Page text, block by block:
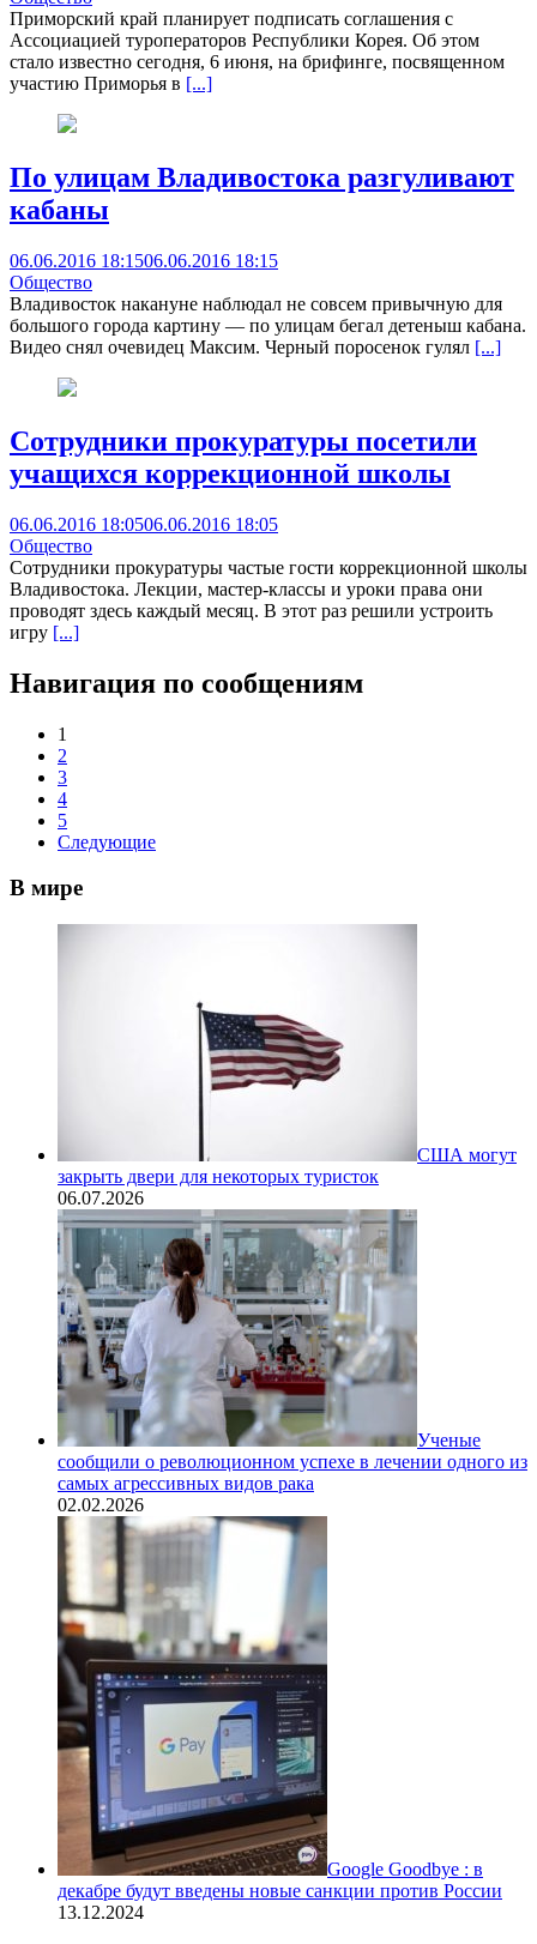
Приморский край планирует подписать соглашения с
Ассоциацией туроператоров Республики Корея. Об этом
стало известно сегодня, 6 июня, на брифинге, посвященном
участию Приморья в [...]
По улицам Владивостока разгуливают
кабаны
06.06.2016 18:1506.06.2016 18:15
Общество
Владивосток накануне наблюдал не совсем привычную для
большого города картину — по улицам бегал детеныш кабана.
Видео снял очевидец Максим. Черный поросенок гулял [...]
Сотрудники прокуратуры посетили
учащихся коррекционной школы
06.06.2016 18:0506.06.2016 18:05
Общество
Сотрудники прокуратуры частые гости коррекционной школы
Владивостока. Лекции, мастер-классы и уроки права они
проводят здесь каждый месяц. В этот раз решили устроить
игру [...]
Навигация по сообщениям
1
2
3
4
5
Следующие
В мире
США могут
закрыть двери для некоторых туристок
06.07.2026
Ученые
сообщили о революционном успехе в лечении одного из
самых агрессивных видов рака
02.02.2026
Google Goodbye : в
декабре будут введены новые санкции против России
13.12.2024